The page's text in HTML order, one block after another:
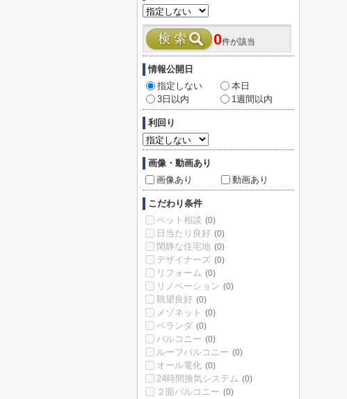
0件が該当
情報公開日
指定しない
本日
3日以内
1週間以内
利回り
画像・動画あり
画像あり
動画あり
こだわり条件
ペット相談 (0)
日当たり良好 (0)
閑静な住宅地 (0)
デザイナーズ (0)
リフォーム (0)
リノベーション (0)
眺望良好 (0)
メゾネット (0)
ベランダ (0)
バルコニー (0)
ルーフバルコニー (0)
オール電化 (0)
24時間換気システム (0)
２面バルコニー (0)